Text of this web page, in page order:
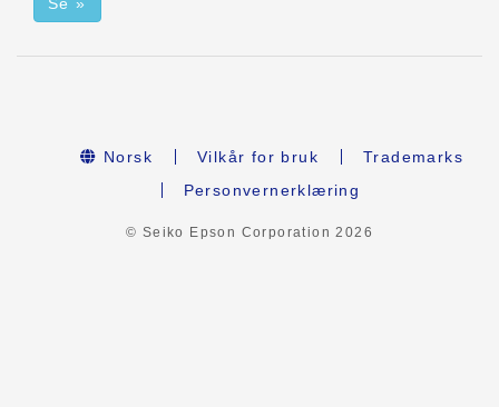
Norsk Vilkår for bruk
Trademarks
Personvernerklæring
© Seiko Epson Corporation2026